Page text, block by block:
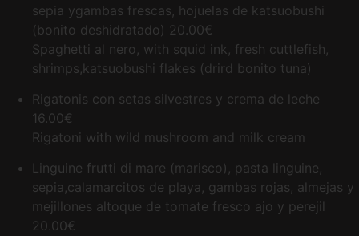
sepia ygambas frescas, hojuelas de katsuobushi
(bonito deshidratado) 20.00€
Spaghetti al nero, with squid ink, fresh cuttlefish,
shrimps,katsuobushi flakes (drird bonito tuna)
Rigatonis con setas silvestres y crema de leche
16.00€
Rigatoni with wild mushroom and milk cream
Linguine frutti di mare (marisco), pasta linguine,
sepia,calamarcitos de playa, gambas rojas, almejas y
mejillones altoque de tomate fresco ajo y perejil
20.00€